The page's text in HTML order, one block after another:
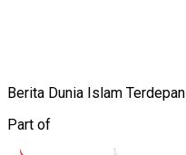
Berita Dunia Islam Terdepan
Part of